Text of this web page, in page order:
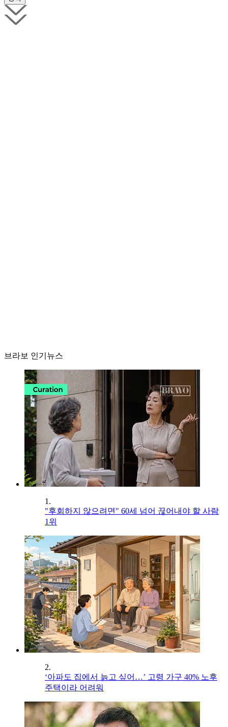
브라보 인기뉴스
1.
"후회하지 않으려면" 60세 넘어 끊어내야 할 사람
1위
2.
‘아파도 집에서 늙고 싶어…’ 고령 가구 40% 노후
주택이라 어려워